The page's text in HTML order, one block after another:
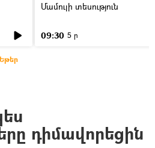
Մամուլի տեսություն
09:30 5 ր
Եթեր
դիմավորեցին